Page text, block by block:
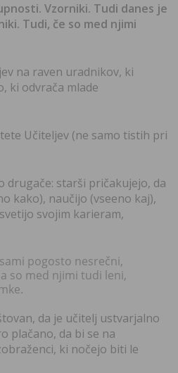
Vzorniki. Tudi danes je
Tudi, če so med njimi
na raven uradnikov, ki
ki odvrača mlade
Učiteljev (ne samo tistih pri
drugače: starši pričakujejo, da
kako), naučijo (vseeno kaj),
svojim karieram,
pogosto nesrečni,
so med njimi tudi leni,
da je učitelj ustvarjalno
plačano, da bi se na
ki nočejo biti le